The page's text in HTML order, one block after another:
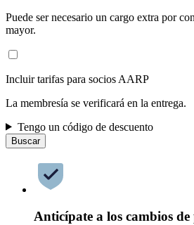
Puede ser necesario un cargo extra por
mayor.
Incluir tarifas para socios AARP
La membresía se verificará en la entrega.
Tengo un código de descuento
Buscar
Anticípate a los cambios de